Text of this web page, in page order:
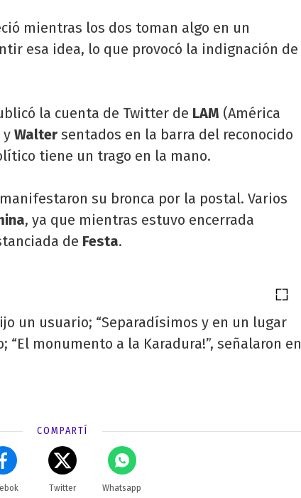
mientras los dos toman algo en un
esa idea, lo que provocó la indignación de
la cuenta de Twitter de LAM (América
y Walter sentados en la barra del reconocido
tiene un trago en la mano.
su bronca por la postal. Varios
, ya que mientras estuvo encerrada
de Festa.
un usuario; “Separadísimos y en un lugar
“El monumento a la Karadura!”, señalaron en
COMPARTÍ
Twitter Whatsapp